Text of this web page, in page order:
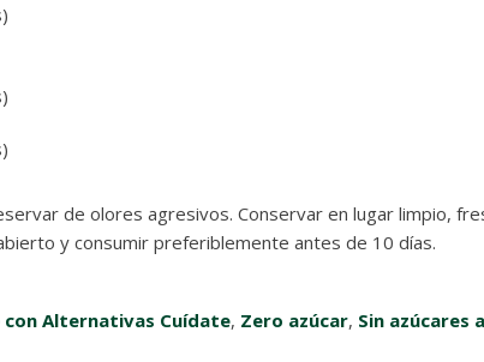
de olores agresivos. Conservar en lugar limpio,
y consumir preferiblemente antes de 10 días.
con Alternativas Cuídate, Zero azúcar, Sin azúcares